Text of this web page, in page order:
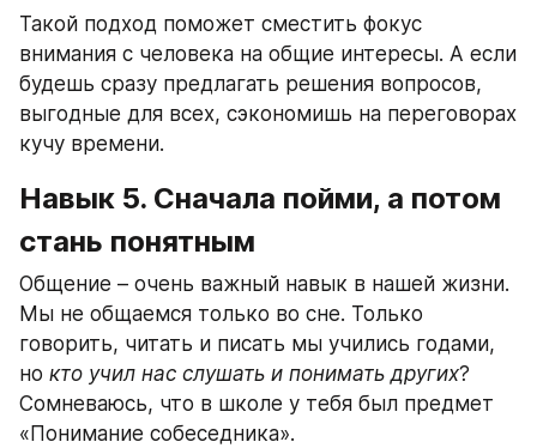
Такой подход поможет сместить фокус
внимания с человека на общие интересы. А если
будешь сразу предлагать решения вопросов,
выгодные для всех, сэкономишь на переговорах
кучу времени.
Навык 5. Сначала пойми, а потом
стань понятным
Общение – очень важный навык в нашей жизни.
Мы не общаемся только во сне. Только
говорить, читать и писать мы учились годами,
но кто учил нас слушать и понимать других?
Сомневаюсь, что в школе у тебя был предмет
«Понимание собеседника».